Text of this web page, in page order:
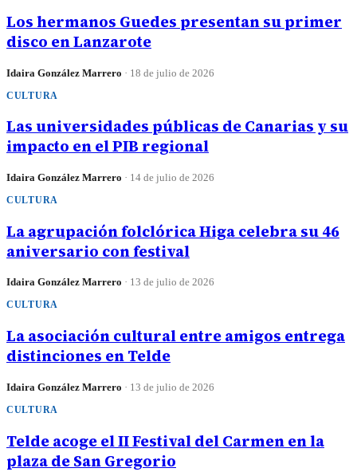
Los hermanos Guedes presentan su primer
disco en Lanzarote
Idaira González Marrero · 18 de julio de 2026
CULTURA
Las universidades públicas de Canarias y su
impacto en el PIB regional
Idaira González Marrero · 14 de julio de 2026
CULTURA
La agrupación folclórica Higa celebra su 46
aniversario con festival
Idaira González Marrero · 13 de julio de 2026
CULTURA
La asociación cultural entre amigos entrega
distinciones en Telde
Idaira González Marrero · 13 de julio de 2026
CULTURA
Telde acoge el II Festival del Carmen en la
plaza de San Gregorio